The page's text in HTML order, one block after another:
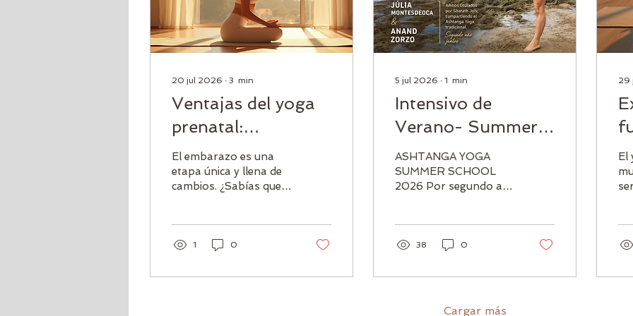
20 jul 2026 ∙ 3 min
Ventajas del yoga
prenatal:
Beneficios del yoga
durante el
embarazo
El embarazo es una
etapa única y llena de
cambios. ¿Sabías que el
durante el embarazo
que también aporta
1 0
5 jul 2026 ∙ 1 min
Intensivo de
Verano- Summer
School
ASHTANGA YOGA
SUMMER SCHOOL
2026 Por segundo año
compartir unos días de
convivencia alrededor
tradicional. Será una
38 0
29
El
Cargar más